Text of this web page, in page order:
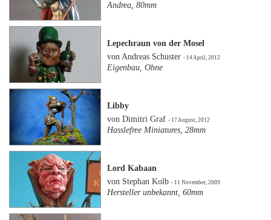
Andrea, 80mm
Lepechraun von der Mosel
von Andreas Schuster- 14 April, 2012
Eigenbau, Ohne
Libby
von Dimitri Graf- 17 August, 2012
Hasslefree Miniatures, 28mm
Lord Kabaan
von Stephan Kolb- 11 November, 2009
Hersteller unbekannt, 60mm